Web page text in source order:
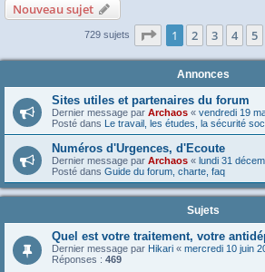
Nouveau sujet
729 sujets Page 1sur10
1 2 3 4 5
Annonces
Sites utiles et partenaires du forum
Dernier message par Archaos « vendredi 19
Posté dans Le travail, les études, la sécurité
Numéros d'Urgences, d'Ecoute
Dernier message par Archaos « lundi 31
Posté dans Guide du forum, charte, faq
Sujets
Quel est votre traitement, votre
Dernier message par Hikari « mercredi 10 juin
Réponses : 469